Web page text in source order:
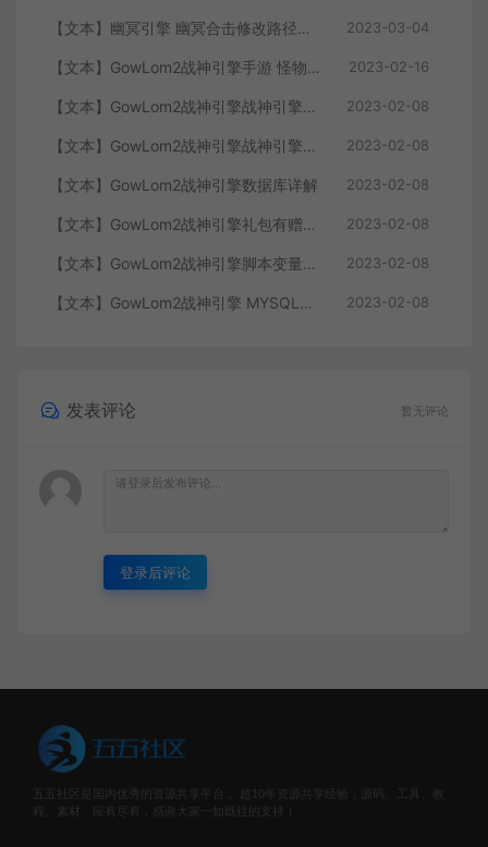
【文本】幽冥引擎 幽冥合击修改路径大全 部分注释介绍 2023-03-04
【文本】GowLom2战神引擎手游 怪物部分攻击代码 2023-02-16
【文本】GowLom2战神引擎战神引擎复古传奇 玩家属性 2023-02-08
【文本】GowLom2战神引擎战神引擎DB表mir库 详细介绍 2023-02-08
【文本】GowLom2战神引擎数据库详解 2023-02-08
【文本】GowLom2战神引擎礼包有赠字修改掉 可以丢弃 2023-02-08
【文本】GowLom2战神引擎脚本变量大全 2023-02-08
【文本】GowLom2战神引擎 MYSQL安装时出现问题（The service already exists） 2023-02-08
发表评论 暂无评论
登录后评论
五五社区是国内优秀的资源共享平台， 超10年资源共享经验，源码、工具、教
程、素材、应有尽有，感谢大家一如既往的支持！